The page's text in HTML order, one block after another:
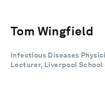
Tom Wingfield
Infectious Diseases
Lecturer, Liverpool